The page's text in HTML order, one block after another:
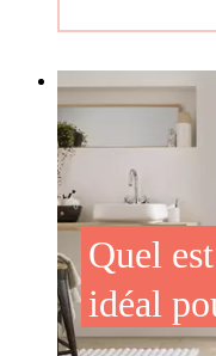
Quel
idéal